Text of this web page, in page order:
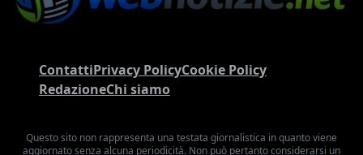
ContattiPrivacy PolicyCookie Policy
RedazioneChi siamo
Questo sito non rappresenta una testata giornalistica in quanto viene
aggiornato senza alcuna periodicità. Non può pertanto considerarsi un